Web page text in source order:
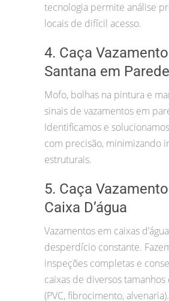
tecnologia permite análise
locais de difícil acesso.
4. Caça
Santana em
Mofo, bolhas na pintura e
sinais de vazamentos em
Identificamos e
com precisão, minimizando
estruturais.
5. Caça
Caixa D’água
Vazamentos em caixas
desperdício constante.
inspeções completas e
caixas de diversos
(PVC, fibrocimento, alvenaria).